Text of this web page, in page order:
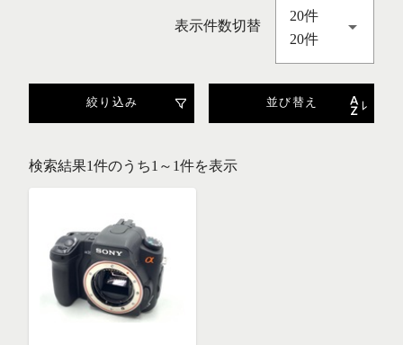
表示件数切替
20件
20件
絞り込み 並び替え
検索結果1件のうち1～1件を表示